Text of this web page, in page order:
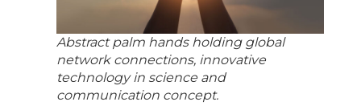
Abstract palm hands holding global
network connections, innovative
technology in science and
communication concept.